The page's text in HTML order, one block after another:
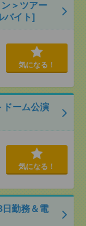
＞ツアー
バイト]
気になる！
ドーム公演
気になる！
日勤務＆電